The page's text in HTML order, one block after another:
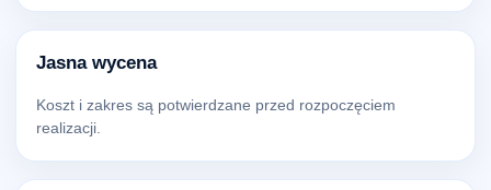
Jasna wycena
Koszt i zakres są potwierdzane przed rozpoczęciem
realizacji.